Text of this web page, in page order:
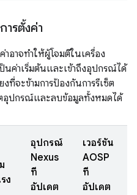
ารตั้งค่า
อาจทำให้ผู้โจมตีในเครื่อง
นค่าเริ่มต้นและเข้าถึงอุปกรณ์ได้
ที่จะข้ามการป้องกันการรีเซ็ต
อุปกรณ์และลบข้อมูลทั้งหมดได้
ง
อุปกรณ์
Nexus
ที่
อัปเดต
เวอร์ชัน
AOSP
ที่
อัปเดต